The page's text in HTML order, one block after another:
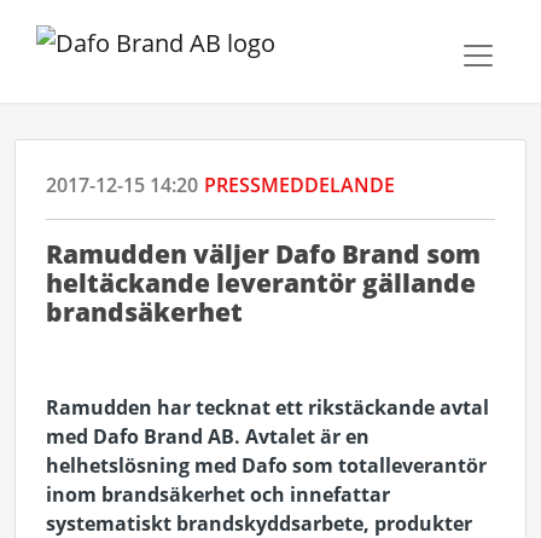
2017-12-15 14:20 PRESSMEDDELANDE
Ramudden väljer Dafo Brand som
heltäckande leverantör gällande
brandsäkerhet
Ramudden har tecknat ett rikstäckande avtal
med Dafo Brand AB. Avtalet är en
helhetslösning med Dafo som totalleverantör
inom brandsäkerhet och innefattar
systematiskt brandskyddsarbete, produkter